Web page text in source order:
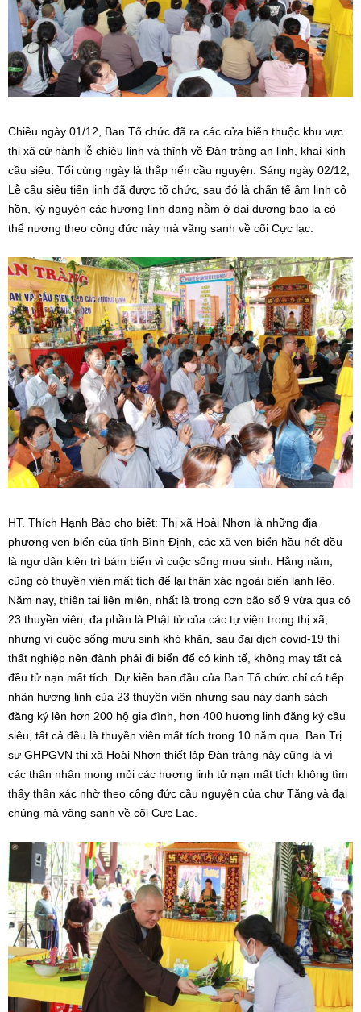
Chiều ngày 01/12, Ban Tổ chức đã ra các cửa biển thuộc khu vực
thị xã cử hành lễ chiêu linh và thỉnh về Đàn tràng an linh, khai kinh
cầu siêu. Tối cùng ngày là thắp nến cầu nguyện. Sáng ngày 02/12,
Lễ cầu siêu tiến linh đã được tổ chức, sau đó là chẩn tế âm linh cô
hồn, kỳ nguyện các hương linh đang nằm ở đại dương bao la có
thể nương theo công đức này mà vãng sanh về cõi Cực lạc.
HT. Thích Hạnh Bảo cho biết: Thị xã Hoài Nhơn là những địa
phương ven biển của tỉnh Bình Định, các xã ven biển hầu hết đều
là ngư dân kiên trì bám biển vì cuộc sống mưu sinh. Hằng năm,
cũng có thuyền viên mất tích để lại thân xác ngoài biển lạnh lẽo.
Năm nay, thiên tai liên miên, nhất là trong cơn bão số 9 vừa qua có
23 thuyền viên, đa phần là Phật tử của các tự viện trong thị xã,
nhưng vì cuộc sống mưu sinh khó khăn, sau đại dịch covid-19 thì
thất nghiệp nên đành phải đi biển để có kinh tế, không may tất cả
đều tử nạn mất tích. Dự kiến ban đầu của Ban Tổ chức chỉ có tiếp
nhận hương linh của 23 thuyền viên nhưng sau này danh sách
đăng ký lên hơn 200 hộ gia đình, hơn 400 hương linh đăng ký cầu
siêu, tất cả đều là thuyền viên mất tích trong 10 năm qua. Ban Trị
sự GHPGVN thị xã Hoài Nhơn thiết lập Đàn tràng này cũng là vì
các thân nhân mong mỏi các hương linh tử nạn mất tích không tìm
thấy thân xác nhờ theo công đức cầu nguyện của chư Tăng và đại
chúng mà vãng sanh về cõi Cực Lạc.